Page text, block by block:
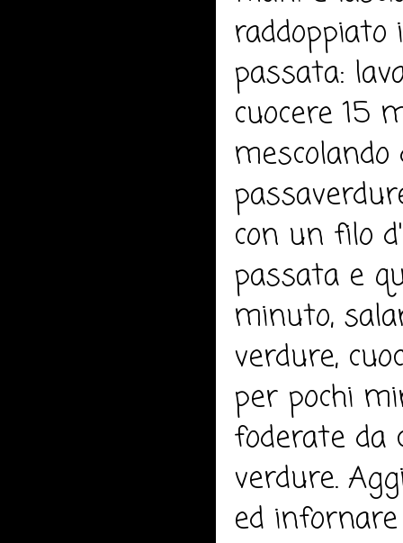
passata:
cuocere 15
con un filo
passata e
minuto,
verdure,
per pochi
foderate da
verdure.
ed